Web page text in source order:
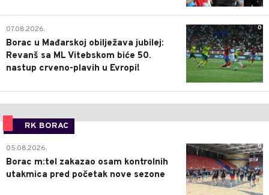
0
07.08.2026.
Borac u Mađarskoj obilježava jubilej:
Revanš sa ML Vitebskom biće 50.
nastup crveno-plavih u Evropi!
RK BORAC
0
05.08.2026.
Borac m:tel zakazao osam kontrolnih
utakmica pred početak nove sezone